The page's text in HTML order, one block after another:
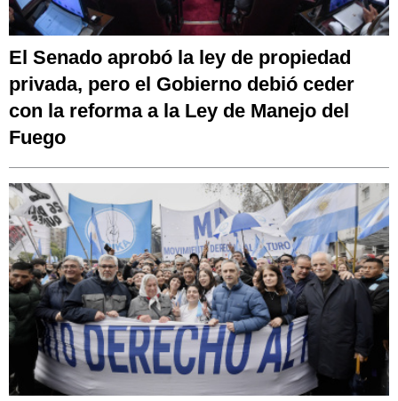
El Senado aprobó la ley de propiedad
privada, pero el Gobierno debió ceder
con la reforma a la Ley de Manejo del
Fuego